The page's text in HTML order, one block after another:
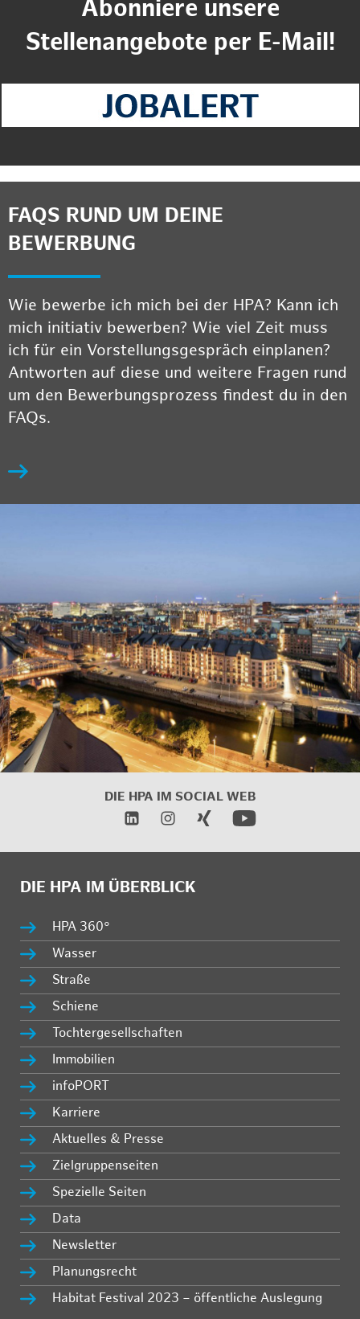
Abonniere unsere
Stellenangebote per E-Mail!
FAQS RUND UM DEINE
BEWERBUNG
Wie bewerbe ich mich bei der HPA? Kann ich
mich initiativ bewerben? Wie viel Zeit muss
ich für ein Vorstellungsgespräch einplanen?
Antworten auf diese und weitere Fragen rund
um den Bewerbungsprozess findest du in den
FAQs.
DIE HPA IM SOCIAL WEB
DIE HPA IM ÜBERBLICK
HPA 360°
Wasser
Straße
Schiene
Tochtergesellschaften
Immobilien
infoPORT
Karriere
Aktuelles & Presse
Zielgruppenseiten
Spezielle Seiten
Data
Newsletter
Planungsrecht
Habitat Festival 2023 – öffentliche Auslegung